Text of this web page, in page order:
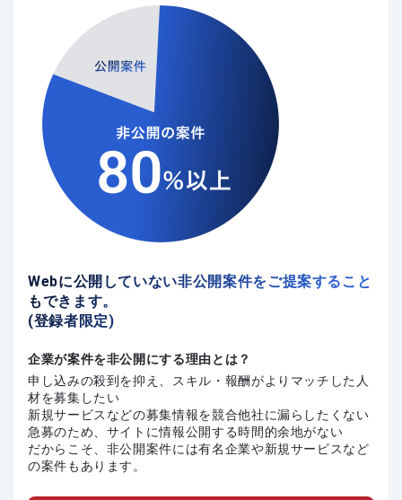
Webに公開していない非公開案件をご提案すること
もできます。
(登録者限定)
企業が案件を非公開にする理由とは？
申し込みの殺到を抑え、スキル・報酬がよりマッチした人
材を募集したい
新規サービスなどの募集情報を競合他社に漏らしたくない
急募のため、サイトに情報公開する時間的余地がない
だからこそ、非公開案件には有名企業や新規サービスなど
の案件もあります。